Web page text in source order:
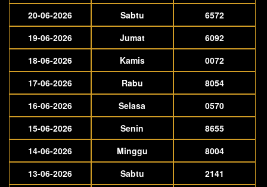
20-06-2026
Sabtu
6572
19-06-2026
Jumat
6092
18-06-2026
Kamis
0072
17-06-2026
Rabu
8054
16-06-2026
Selasa
0570
15-06-2026
Senin
8655
14-06-2026
Minggu
8004
13-06-2026
Sabtu 2141